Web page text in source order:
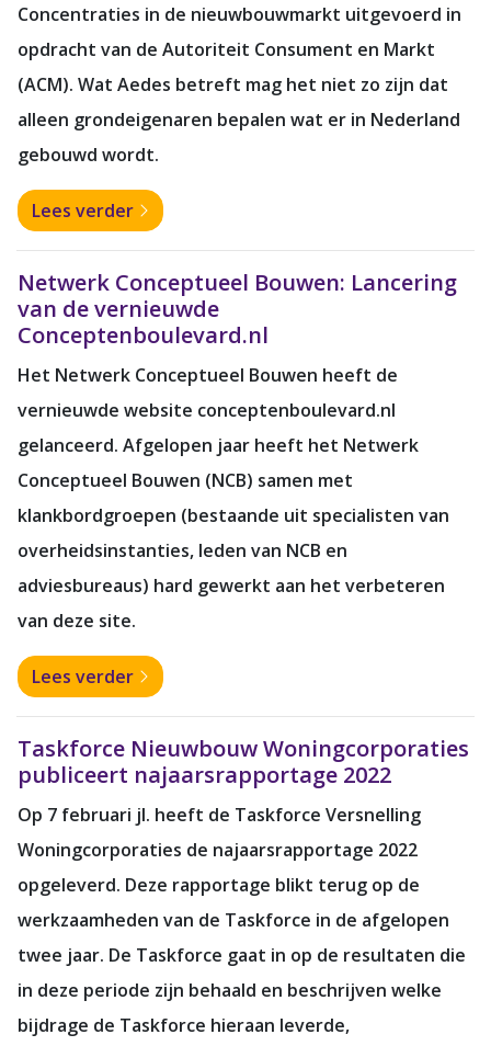
Concentraties in de nieuwbouwmarkt uitgevoerd in
opdracht van de Autoriteit Consument en Markt
(ACM). Wat Aedes betreft mag het niet zo zijn dat
alleen grondeigenaren bepalen wat er in Nederland
gebouwd wordt.
Lees verder
Netwerk Conceptueel Bouwen: Lancering
van de vernieuwde
Conceptenboulevard.nl
Het Netwerk Conceptueel Bouwen heeft de
vernieuwde website conceptenboulevard.nl
gelanceerd. Afgelopen jaar heeft het Netwerk
Conceptueel Bouwen (NCB) samen met
klankbordgroepen (bestaande uit specialisten van
overheidsinstanties, leden van NCB en
adviesbureaus) hard gewerkt aan het verbeteren
van deze site.
Lees verder
Taskforce Nieuwbouw Woningcorporaties
publiceert najaarsrapportage 2022
Op 7 februari jl. heeft de Taskforce Versnelling
Woningcorporaties de najaarsrapportage 2022
opgeleverd. Deze rapportage blikt terug op de
werkzaamheden van de Taskforce in de afgelopen
twee jaar. De Taskforce gaat in op de resultaten die
in deze periode zijn behaald en beschrijven welke
bijdrage de Taskforce hieraan leverde,